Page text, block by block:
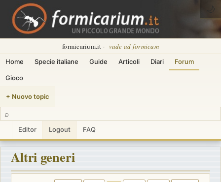
formicarium.it · vade ad formicam
Home Specie italiane Guide Articoli Diari Forum
Gioco
+ Nuovo topic
⌕
Editor Logout FAQ
🌙
Altri generi